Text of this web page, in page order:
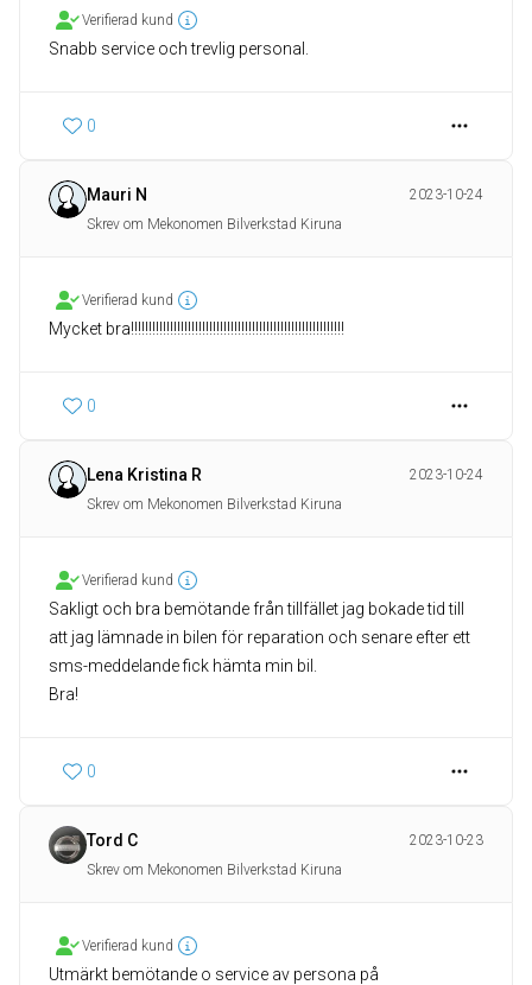
Verifierad kund
Snabb service och trevlig personal.
0
Mauri N
2023-10-24
Skrev om Mekonomen Bilverkstad Kiruna
Verifierad kund
Mycket bra!!!!!!!!!!!!!!!!!!!!!!!!!!!!!!!!!!!!!!!!!!!!!!!!!!!!!!!!!!!!
0
Lena Kristina R
2023-10-24
Skrev om Mekonomen Bilverkstad Kiruna
Verifierad kund
Sakligt och bra bemötande från tillfället jag bokade tid till
att jag lämnade in bilen för reparation och senare efter ett
sms-meddelande fick hämta min bil.
Bra!
0
Tord C
2023-10-23
Skrev om Mekonomen Bilverkstad Kiruna
Verifierad kund
Utmärkt bemötande o service av persona på